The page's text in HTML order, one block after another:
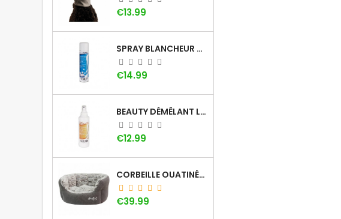
Price
€13.99
SPRAY BLANCHEUR DOG GÉNÉRATION
Price
€14.99
BEAUTY DÉMÊLANT LOTION DOG GÉNÉRATION
Price
€12.99
CORBEILLE OUATINÉE DOOGY WHOOLY
Price
€39.99